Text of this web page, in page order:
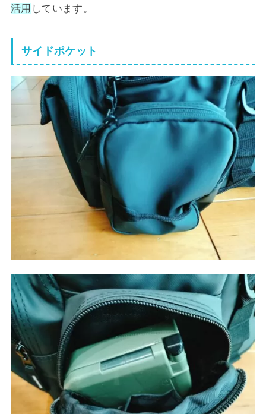
活用 しています。
サイドポケット